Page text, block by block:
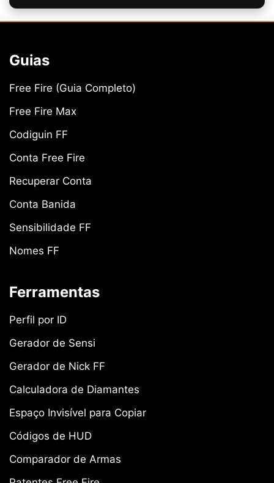
Guias
Free Fire (Guia Completo)
Free Fire Max
Codiguin FF
Conta Free Fire
Recuperar Conta
Conta Banida
Sensibilidade FF
Nomes FF
Ferramentas
Perfil por ID
Gerador de Sensi
Gerador de Nick FF
Calculadora de Diamantes
Espaço Invisível para Copiar
Códigos de HUD
Comparador de Armas